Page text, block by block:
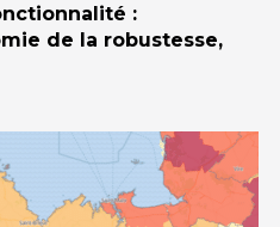
:
de la robustesse,